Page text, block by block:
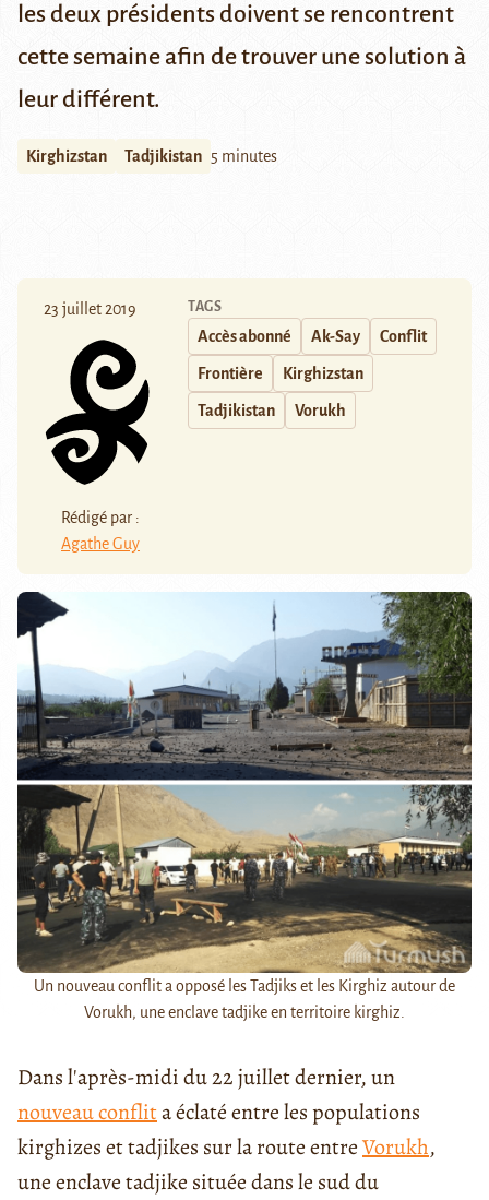
les deux présidents doivent se rencontrent
cette semaine afin de trouver une solution à
leur différent.
Kirghizstan Tadjikistan 5 minutes
23 juillet 2019
Rédigé par :
Agathe Guy
TAGS
Accès abonné Ak-Say Conflit
Frontière Kirghizstan
Tadjikistan Vorukh
Un nouveau conflit a opposé les Tadjiks et les Kirghiz autour de
Vorukh, une enclave tadjike en territoire kirghiz.
Dans l'après-midi du 22 juillet dernier, un
nouveau conflita éclaté entre les populations
kirghizes et tadjikes sur la route entreVorukh,
une enclave tadjike située dans le sud du